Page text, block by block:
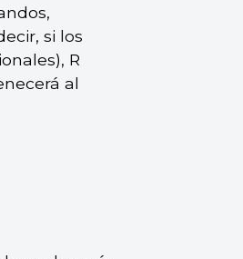
si los
R
al